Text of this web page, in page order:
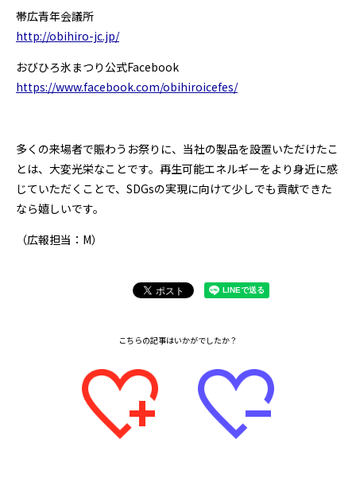
帯広青年会議所
http://obihiro-jc.jp/
おびひろ氷まつり公式Facebook
https://www.facebook.com/obihiroicefes/
多くの来場者で賑わうお祭りに、当社の製品を設置いただけたこ
とは、大変光栄なことです。再生可能エネルギーをより身近に感
じていただくことで、SDGsの実現に向けて少しでも貢献できた
なら嬉しいです。
（広報担当：M）